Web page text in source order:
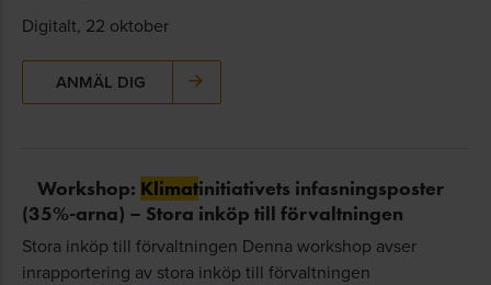
Digitalt, 22 oktober
ANMÄL DIG
Workshop: Klimatinitiativets infasningsposter
(35%-arna) – Stora inköp till förvaltningen
Stora inköp till förvaltningen Denna workshop avser
inrapportering av stora inköp till förvaltningen